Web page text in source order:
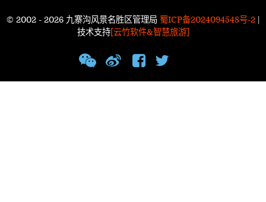
© 2002 - 2026 九寨沟风景名胜区管理局 蜀ICP备2024094548号-2 |
技术支持[云竹软件&智慧旅游]